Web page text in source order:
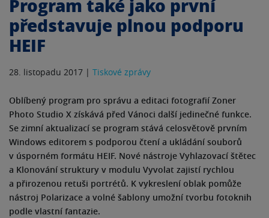
Program také jako první
představuje plnou podporu
HEIF
28. listopadu 2017 | Tiskové zprávy
Oblíbený program pro správu a editaci fotografií Zoner
Photo Studio X získává před Vánoci další jedinečné funkce.
Se zimní aktualizací se program stává celosvětově prvním
Windows editorem s podporou čtení a ukládání souborů
v úsporném formátu HEIF. Nové nástroje Vyhlazovací štětec
a Klonování struktury v modulu Vyvolat zajistí rychlou
a přirozenou retuši portrétů. K vykreslení oblak pomůže
nástroj Polarizace a volné šablony umožní tvorbu fotoknih
podle vlastní fantazie.